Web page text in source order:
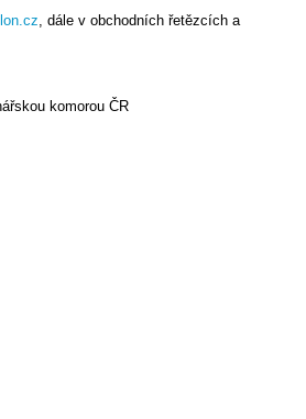
, dále v obchodních řetězcích a
komorou ČR